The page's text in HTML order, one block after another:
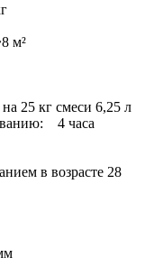
м²
25 кг смеси 6,25 л
4 часа
в возрасте 28